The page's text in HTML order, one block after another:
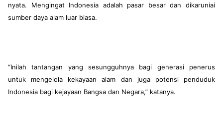
nyata. Mengingat Indonesia adalah pasar besar dan dikaruniai
sumber daya alam luar biasa.
“Inilah tantangan yang sesungguhnya bagi generasi penerus
untuk mengelola kekayaan alam dan juga potensi penduduk
Indonesia bagi kejayaan Bangsa dan Negara,” katanya.